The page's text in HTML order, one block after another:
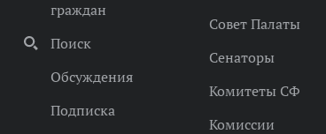
граждан
Поиск
Обсуждения
Подписка
Совет Палаты
Сенаторы
Комитеты СФ
Комиссии